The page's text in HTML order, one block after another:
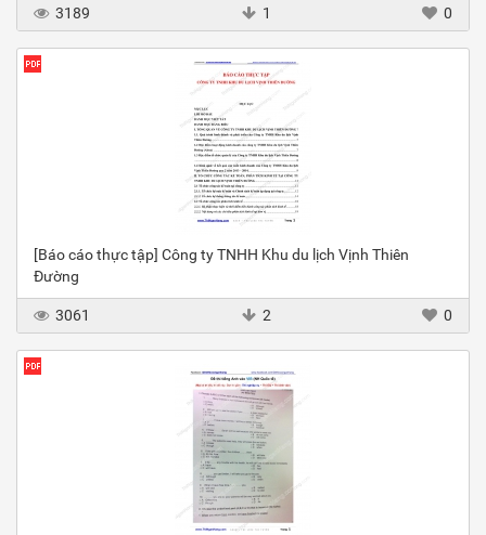
3189 1 0
[Báo cáo thực tập] Công ty TNHH Khu du lịch Vịnh Thiên
Đường
3061 2 0